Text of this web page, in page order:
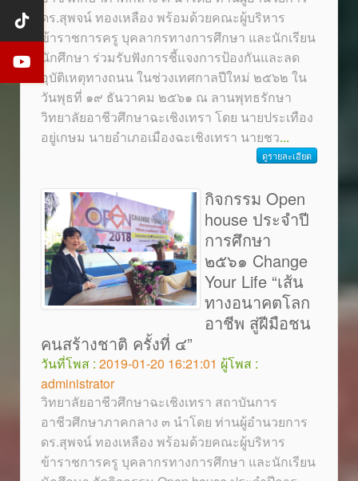
ดร.สุพจน์ ทองเหลือง พร้อมด้วยคณะผู้บริหาร
ข้าราชการครู บุคลากรทางการศึกษา และนักเรียน
นักศึกษา ร่วมรับฟังการชี้แจงการป้องกันและลด
อุบัติเหตุทางถนน ในช่วงเทศกาลปีใหม่ ๒๕๖๒ ใน
วันพุธที่ ๑๙ ธันวาคม ๒๕๖๑ ณ ลานพุทธรักษา
วิทยาลัยอาชีวศึกษาฉะเชิงเทรา โดย นายประเทือง
อยู่เกษม นายอำเภอเมืองฉะเชิงเทรา นายชว...
ดูรายละเอียด
กิจกรรม Open
house ประจำปี
การศึกษา
๒๕๖๑ Change
Your Life “เส้น
ทางอนาคตโลก
อาชีพ สู่ฝีมือชน
คนสร้างชาติ ครั้งที่ ๔”
วันที่โพส : 2019-01-20 16:21:01 ผู้โพส :
administrator
วิทยาลัยอาชีวศึกษาฉะเชิงเทรา สถาบันการ
อาชีวศึกษาภาคกลาง ๓ นำโดย ท่านผู้อำนวยการ
ดร.สุพจน์ ทองเหลือง พร้อมด้วยคณะผู้บริหาร
ข้าราชการครู บุคลากรทางการศึกษา และนักเรียน